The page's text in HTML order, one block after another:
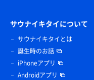
サウナイキタイについて
サウナイキタイとは
誕生時のお話
iPhoneアプリ
Androidアプリ